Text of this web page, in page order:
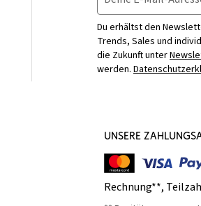
Du erhältst den
Trends, Sales und
die Zukunft unter
werden.
UNSERE
Rechnung**,